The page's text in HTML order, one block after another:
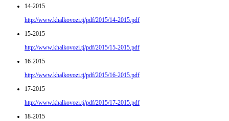
14-2015
http://www.khalkovozi.tj/pdf/2015/14-2015.pdf
15-2015
http://www.khalkovozi.tj/pdf/2015/15-2015.pdf
16-2015
http://www.khalkovozi.tj/pdf/2015/16-2015.pdf
17-2015
http://www.khalkovozi.tj/pdf/2015/17-2015.pdf
18-2015